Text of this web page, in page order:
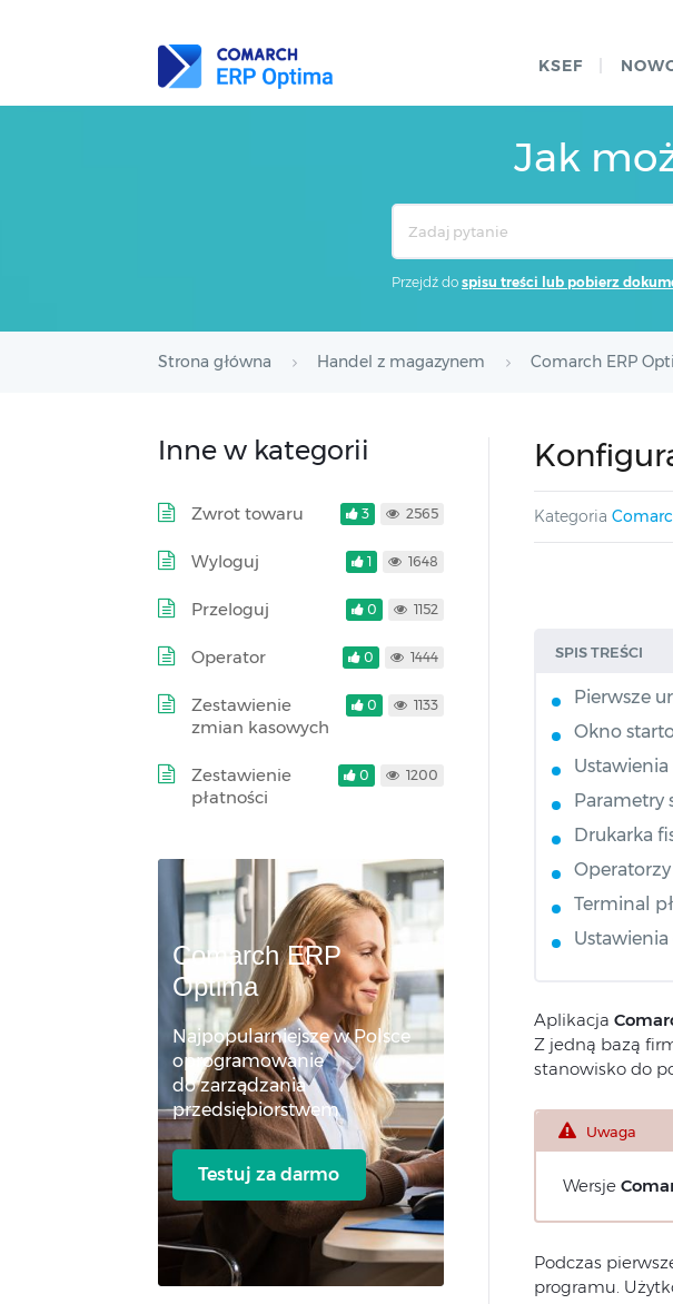
KSEF
Jak
Przejdź do spisu treści lub pobierz
Strona główna Handel z magazynem Comarch ERP
Kategoria
SPIS TREŚCI
Pierwsze
Okno
Ustawienia
Parametry
Drukarka
Operatorzy
Terminal
Aplikacja
Z jedną bazą
stanowisko do
Uwaga
Wersje
Podczas
programu.
Inne w kategorii
Zwrot towaru 3 2565
Wyloguj 1 1648
Przeloguj 0 1152
Operator 0 1444
Zestawienie
zmian kasowych
0 1133
Zestawienie
płatności
0 1200
Comarch ERP
Optima
Najpopularniejsze w Polsce
oprogramowanie
do zarządzania
przedsiębiorstwem
Testuj za darmo